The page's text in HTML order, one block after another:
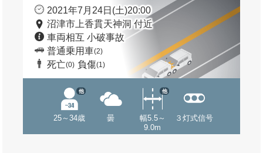
2021年7月24日(土)20:00
沼津市上香貫天神洞 付近
車両相互 小破事故
普通乗用車(2)
死亡(0) 負傷(1)
25～34歳
他
曇
幅5.5～
9.0m
他
３灯式信号